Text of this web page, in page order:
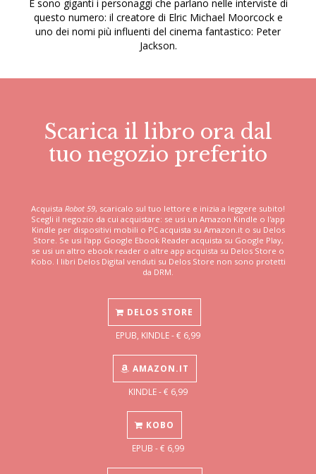
E sono giganti i personaggi che parlano nelle interviste di
questo numero: il creatore di Elric Michael Moorcock e
uno dei nomi più influenti del cinema fantastico: Peter
Jackson.
Scarica il libro ora dal
tuo negozio preferito
Acquista Robot 59, scaricalo sul tuo lettore e inizia a leggere subito!
Scegli il negozio da cui acquistare: se usi un Amazon Kindle o l'app
Kindle per dispositivi mobili o PC acquista su Amazon.it o su Delos
Store. Se usi l'app Google Ebook Reader acquista su Google Play,
se usi un altro ebook reader o altre app acquista su Delos Store o
Kobo. I libri Delos Digital venduti su Delos Store non sono protetti
da DRM.
DELOS STORE
EPUB, KINDLE - € 6,99
AMAZON.IT
KINDLE - € 6,99
KOBO
EPUB - € 6,99